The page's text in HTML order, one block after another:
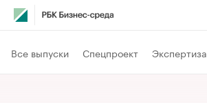
Все выпуски Спецпроект Экспертиза